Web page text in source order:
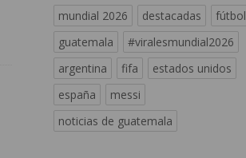
mundial 2026 destacadas
fútbol
guatemala
#viralesmundial2026
argentina
fifa
estados unidos
españa
messi
noticias de guatemala